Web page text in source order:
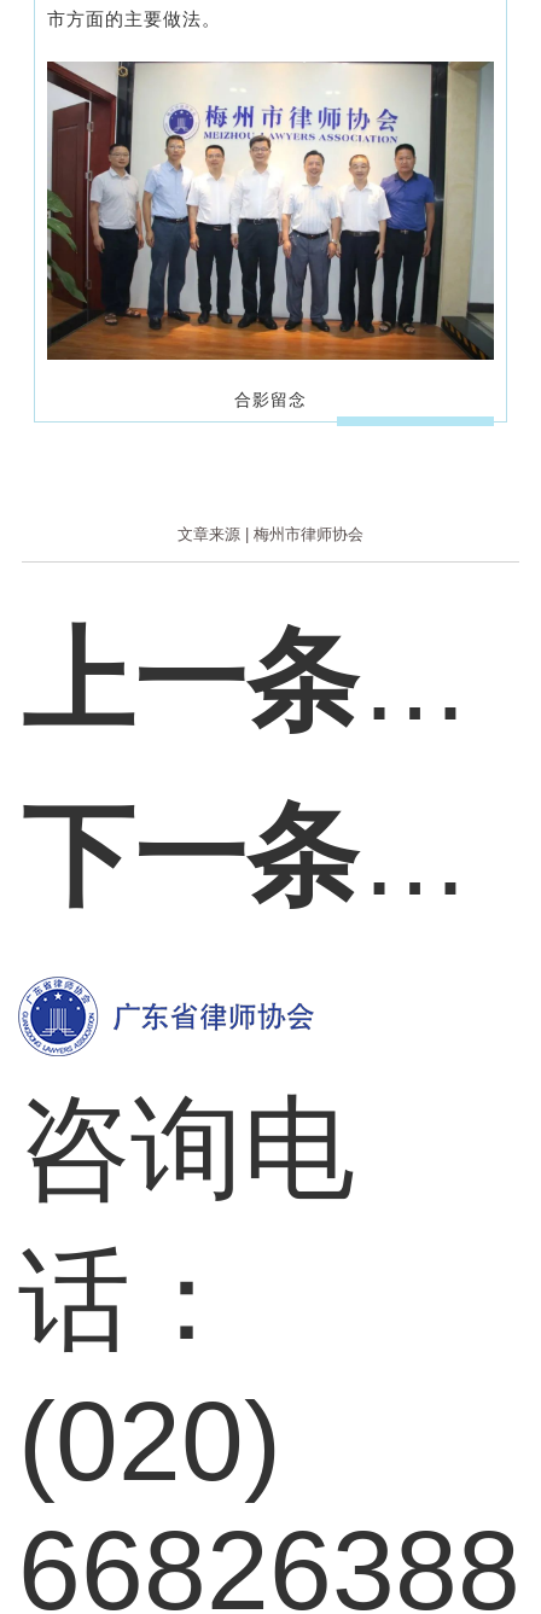
市方面的主要做法。
合影留念
文章来源 | 梅州市律师协会
上一条：
下一条：
咨询电
话：
(020)
66826388